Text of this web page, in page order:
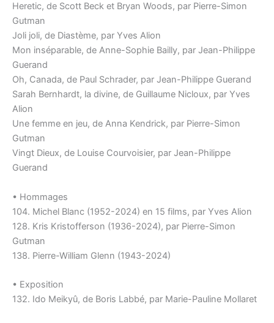
Heretic, de Scott Beck et Bryan Woods, par Pierre-Simon
Gutman
Joli joli, de Diastème, par Yves Alion
Mon inséparable, de Anne-Sophie Bailly, par Jean-Philippe
Guerand
Oh, Canada, de Paul Schrader, par Jean-Philippe Guerand
Sarah Bernhardt, la divine, de Guillaume Nicloux, par Yves
Alion
Une femme en jeu, de Anna Kendrick, par Pierre-Simon
Gutman
Vingt Dieux, de Louise Courvoisier, par Jean-Philippe
Guerand
• Hommages
104. Michel Blanc (1952-2024) en 15 films, par Yves Alion
128. Kris Kristofferson (1936-2024), par Pierre-Simon
Gutman
138. Pierre-William Glenn (1943-2024)
• Exposition
132. Ido Meikyû, de Boris Labbé, par Marie-Pauline Mollaret